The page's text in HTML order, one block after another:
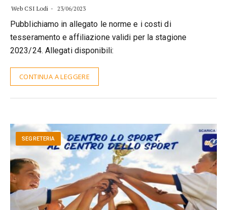
Web CSI Lodi 23/06/2023
Pubblichiamo in allegato le norme e i costi di
tesseramento e affiliazione validi per la stagione
2023/24. Allegati disponibili:
CONTINUA A LEGGERE
SEGRETERIA